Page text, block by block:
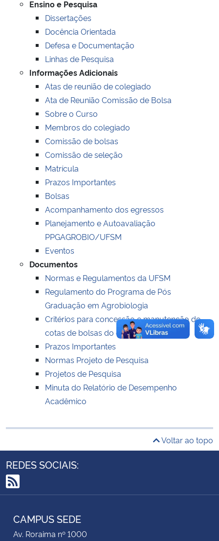
Ministério da Cidadania
Ministério da Saúde
Ministério de Minas e Energia
Ministério da Ciência, Tecnologia, Inovações e Comunicações
Ministério do Meio Ambiente
Ministério do Turismo
Controladoria-Geral da União
Ministério da Mulher, da Família e dos Direitos Humanos
Secretaria-Geral
Secretaria de Governo
Gabinete de Segurança Institucional
Advocacia-Geral da União
Banco Central do Brasil
Ensino e Pesquisa
Dissertações
Docência Orientada
Defesa e Documentação
Linhas de Pesquisa
Informações Adicionais
Atas de reunião de colegiado
Ata de Reunião Comissão de Bolsa
Sobre o Curso
Membros do colegiado
Comissão de bolsas
Comissão de seleção
Matrícula
Prazos Importantes
Bolsas
Acompanhamento dos egressos
Planejamento e Autoavaliação
PPGAGROBIO/UFSM
Eventos
Documentos
Normas e Regulamentos da UFSM
Regulamento do Programa de Pós
Graduação em Agrobiologia
Critérios para concessão e manutenção de
cotas de bolsas do curso
Prazos Importantes
Normas Projeto de Pesquisa
Projetos de Pesquisa
Minuta do Relatório de Desempenho
Acadêmico
Voltar ao topo
REDES SOCIAIS:
RSS
CAMPUS SEDE
Av. Roraima nº 1000